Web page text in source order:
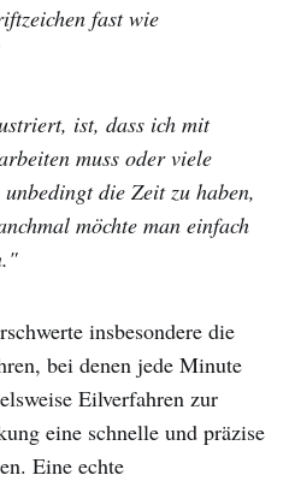
fast wie
ist, dass ich mit
muss oder viele
die Zeit zu haben,
möchte man einfach
insbesondere die
bei denen jede Minute
Eilverfahren zur
eine schnelle und präzise
Eine echte